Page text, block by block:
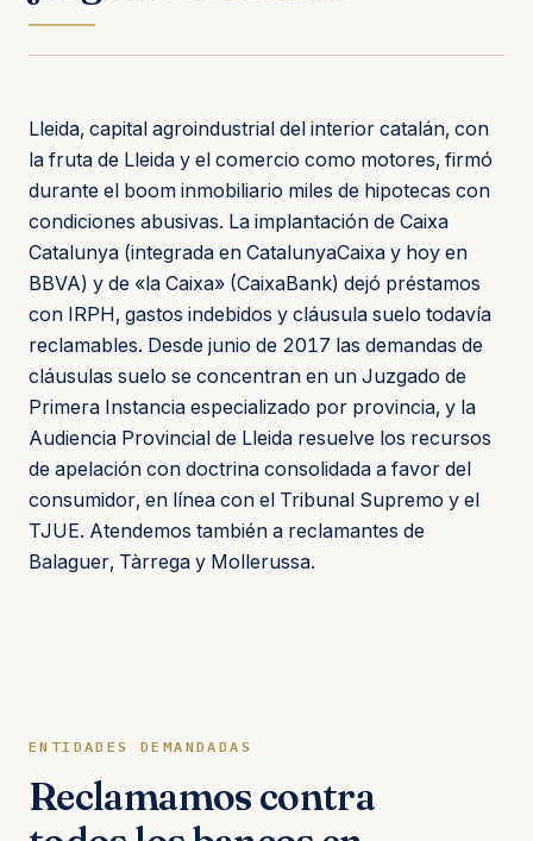
Lleida, capital agroindustrial del interior catalán, con
la fruta de Lleida y el comercio como motores, firmó
durante el boom inmobiliario miles de hipotecas con
condiciones abusivas. La implantación de Caixa
Catalunya (integrada en CatalunyaCaixa y hoy en
BBVA) y de «la Caixa» (CaixaBank) dejó préstamos
con IRPH, gastos indebidos y cláusula suelo todavía
reclamables. Desde junio de 2017 las demandas de
cláusulas suelo se concentran en un Juzgado de
Primera Instancia especializado por provincia, y la
Audiencia Provincial de Lleida resuelve los recursos
de apelación con doctrina consolidada a favor del
consumidor, en línea con el Tribunal Supremo y el
TJUE. Atendemos también a reclamantes de
Balaguer, Tàrrega y Mollerussa.
ENTIDADES DEMANDADAS
Reclamamos contra